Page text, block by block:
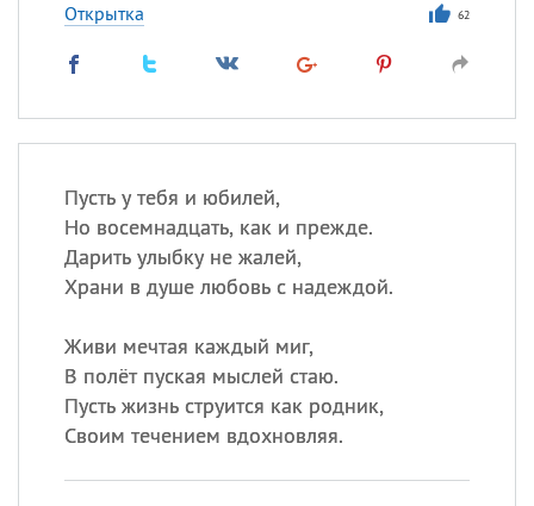
Открытка 62
Пусть у тебя и юбилей,
Но восемнадцать, как и прежде.
Дарить улыбку не жалей,
Храни в душе любовь с надеждой.
Живи мечтая каждый миг,
В полёт пуская мыслей стаю.
Пусть жизнь струится как родник,
Своим течением вдохновляя.